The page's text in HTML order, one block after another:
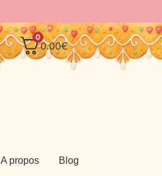
0
0.00€
A propos Blog